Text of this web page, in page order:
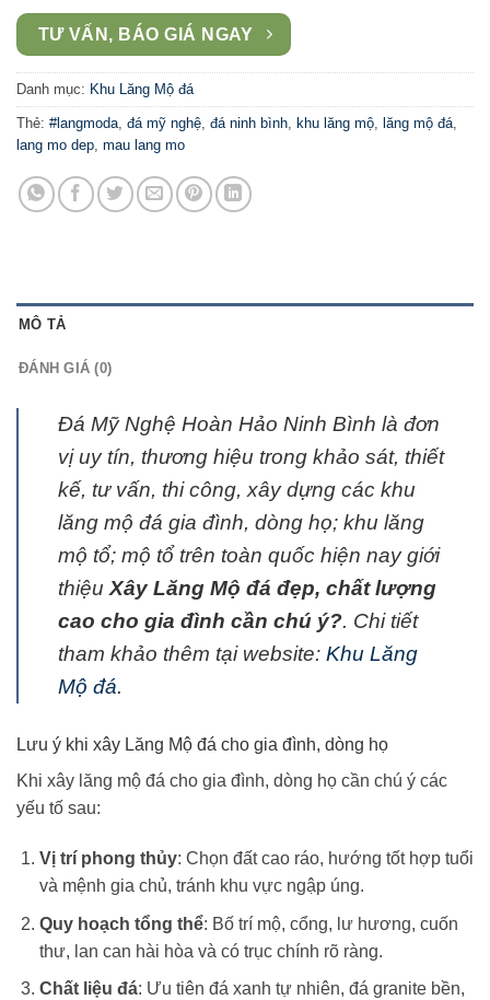
TƯ VẤN, BÁO GIÁ NGAY
Danh mục: Khu Lăng Mộ đá
Thẻ: #langmoda, đá mỹ nghệ, đá ninh bình, khu lăng mộ, lăng mộ đá,
lang mo dep, mau lang mo
MÔ TẢ
ĐÁNH GIÁ (0)
Đá Mỹ Nghệ Hoàn Hảo Ninh Bình là đơn
vị uy tín, thương hiệu trong khảo sát, thiết
kế, tư vấn, thi công, xây dựng các khu
lăng mộ đá gia đình, dòng họ; khu lăng
mộ tổ; mộ tổ trên toàn quốc hiện nay giới
thiệu Xây Lăng Mộ đá đẹp, chất lượng
cao cho gia đình cần chú ý?. Chi tiết
tham khảo thêm tại website: Khu Lăng
Mộ đá.
Lưu ý khi xây Lăng Mộ đá cho gia đình, dòng họ
Khi xây lăng mộ đá cho gia đình, dòng họ cần chú ý các
yếu tố sau:
Vị trí phong thủy: Chọn đất cao ráo, hướng tốt hợp tuổi
và mệnh gia chủ, tránh khu vực ngập úng.
Quy hoạch tổng thể: Bố trí mộ, cổng, lư hương, cuốn
thư, lan can hài hòa và có trục chính rõ ràng.
Chất liệu đá: Ưu tiên đá xanh tự nhiên, đá granite bền,